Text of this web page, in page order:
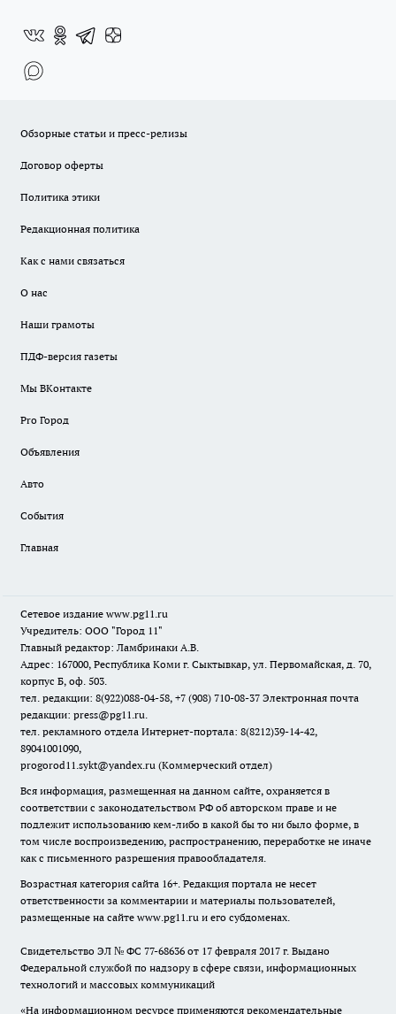
Обзорные статьи и пресс-релизы
Договор оферты
Политика этики
Редакционная политика
Как с нами связаться
О нас
Наши грамоты
ПДФ-версия газеты
Мы ВКонтакте
Pro Город
Объявления
Авто
События
Главная
Сетевое издание www.pg11.ru
Учредитель: ООО "Город 11"
Главный редактор: Ламбринаки А.В.
Адрес: 167000, Республика Коми г. Сыктывкар, ул. Первомайская, д. 70,
корпус Б, оф. 503.
тел. редакции: 8(922)088-04-58, +7 (908) 710-08-37 Электронная почта
редакции: press@pg11.ru.
тел. рекламного отдела Интернет-портала: 8(8212)39-14-42,
89041001090,
progorod11.sykt@yandex.ru (Коммерческий отдел)
Вся информация, размещенная на данном сайте, охраняется в
соответствии с законодательством РФ об авторском праве и не
подлежит использованию кем-либо в какой бы то ни было форме, в
том числе воспроизведению, распространению, переработке не иначе
как с письменного разрешения правообладателя.
Возрастная категория сайта 16+. Редакция портала не несет
ответственности за комментарии и материалы пользователей,
размещенные на сайте www.pg11.ru и его субдоменах.
Свидетельство ЭЛ № ФС 77-68636 от 17 февраля 2017 г. Выдано
Федеральной службой по надзору в сфере связи, информационных
технологий и массовых коммуникаций
«На информационном ресурсе применяются рекомендательные